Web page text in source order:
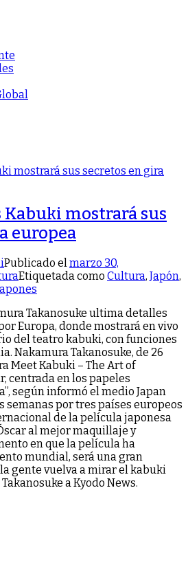
Kabuki mostrará sus
europea
Publicado elmarzo 30,
Etiquetada como Cultura, Japón,
Takanosuke ultima detalles
Europa, donde mostrará en vivo
del teatro kabuki, con funciones
Nakamura Takanosuke, de 26
Meet Kabuki – The Art of
centrada en los papeles
según informó el medio Japan
semanas por tres países europeos
de la película japonesa
al mejor maquillaje y
en que la película ha
mundial, será una gran
gente vuelva a mirar el kabuki
a Kyodo News.